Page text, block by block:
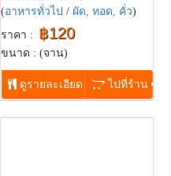
(อาหารทั่วไป / ผัด, ทอด, คั่ว)
ราคา : ฿120
ขนาด : (จาน)
...
ดูรายละเอียด ไปที่ร้าน